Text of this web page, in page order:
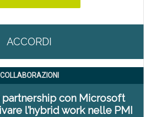
ACCORDI
COLLABORAZIONI
con Microsoft
l’hybrid work nelle PMI